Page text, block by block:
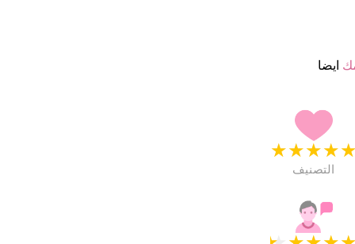
ايضا
★
★
★
★
★
التصنيف